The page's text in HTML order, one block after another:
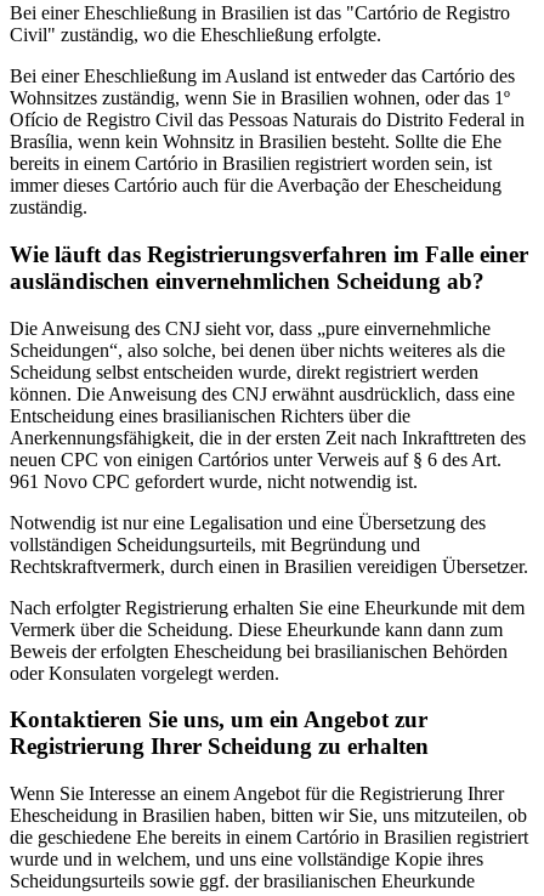
Bei einer Eheschließung in Brasilien ist das "Cartório de Registro
Civil" zuständig, wo die Eheschließung erfolgte.
Bei einer Eheschließung im Ausland ist entweder das Cartório des
Wohnsitzes zuständig, wenn Sie in Brasilien wohnen, oder das 1º
Ofício de Registro Civil das Pessoas Naturais do Distrito Federal in
Brasília, wenn kein Wohnsitz in Brasilien besteht. Sollte die Ehe
bereits in einem Cartório in Brasilien registriert worden sein, ist
immer dieses Cartório auch für die Averbação der Ehescheidung
zuständig.
Wie läuft das Registrierungsverfahren im Falle einer
ausländischen einvernehmlichen Scheidung ab?
Die Anweisung des CNJ sieht vor, dass „pure einvernehmliche
Scheidungen“, also solche, bei denen über nichts weiteres als die
Scheidung selbst entscheiden wurde, direkt registriert werden
können. Die Anweisung des CNJ erwähnt ausdrücklich, dass eine
Entscheidung eines brasilianischen Richters über die
Anerkennungsfähigkeit, die in der ersten Zeit nach Inkrafttreten des
neuen CPC von einigen Cartórios unter Verweis auf § 6 des Art.
961 Novo CPC gefordert wurde, nicht notwendig ist.
Notwendig ist nur eine Legalisation und eine Übersetzung des
vollständigen Scheidungsurteils, mit Begründung und
Rechtskraftvermerk, durch einen in Brasilien vereidigen Übersetzer.
Nach erfolgter Registrierung erhalten Sie eine Eheurkunde mit dem
Vermerk über die Scheidung. Diese Eheurkunde kann dann zum
Beweis der erfolgten Ehescheidung bei brasilianischen Behörden
oder Konsulaten vorgelegt werden.
Kontaktieren Sie uns, um ein Angebot zur
Registrierung Ihrer Scheidung zu erhalten
Wenn Sie Interesse an einem Angebot für die Registrierung Ihrer
Ehescheidung in Brasilien haben, bitten wir Sie, uns mitzuteilen, ob
die geschiedene Ehe bereits in einem Cartório in Brasilien registriert
wurde und in welchem, und uns eine vollständige Kopie ihres
Scheidungsurteils sowie ggf. der brasilianischen Eheurkunde